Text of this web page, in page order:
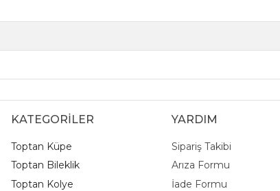
KATEGORİLER
Toptan Küpe
Toptan Bileklik
Toptan Kolye
YARDIM
Sipariş Takibi
Arıza Formu
İade Formu